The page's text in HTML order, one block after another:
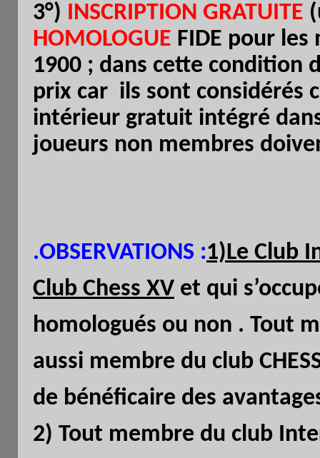
3°) INSCRIPTION GRATUITE
HOMOLOGUE FIDE pour
1900 ; dans cette condition
prix car ils sont considérés
intérieur gratuit intégré
joueurs non membres
.OBSERVATIONS :1)Le Club
Club Chess XV et qui
homologués ou non . Tout
aussi membre du club
de bénéficaire des
2) Tout membre du club